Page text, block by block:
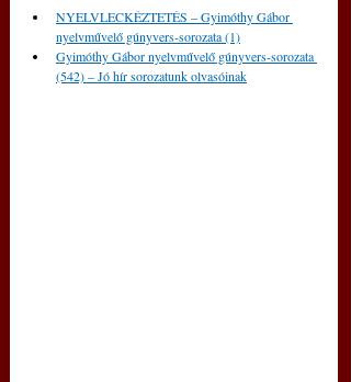
NYELVLECKÉZTETÉS – Gyimóthy Gábor
nyelvművelő gúnyvers-sorozata (1)
Gyimóthy Gábor nyelvművelő gúnyvers-sorozata
(542) – Jó hír sorozatunk olvasóinak